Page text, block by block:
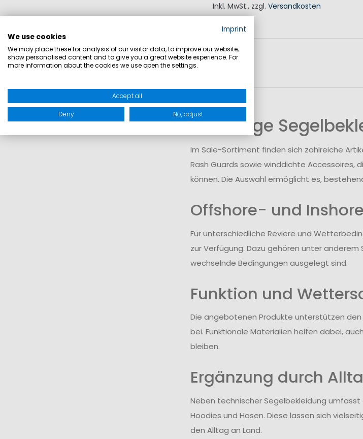
Inkl. MwSt., zzgl.Versandkosten
IN DEN WARENKORB
Vielfältige
Im Sale-Sortiment finden sich zahlreiche
Rash Guards sowie winddichte
können. Die Auswahl ermöglicht es,
Offshore- und
Für unterschiedliche Reviere und
zur Verfügung. Dazu gehören unter
wechselnde Bedingungen ausgelegt sind.
Funktion und
Die angebotenen Produkte unterstützen
bei. Funktionale Materialien helfen dabei,
bleiben.
Ergänzung durch
Neben technischer Segelbekleidung
Hoodies und Hosen. Diese lassen sich
den Alltag an Land.
Imprint
We use cookies
We may place these for analysis of our visitor data, to improve our website,
show personalised content and to give you a great website experience. For
more information about the cookies we use open the settings.
Accept all
Deny No, adjust